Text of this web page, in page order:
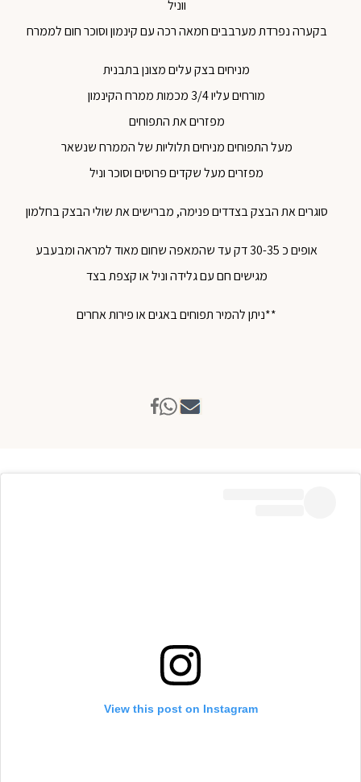
ווניל
בקערה נפרדת מערבבים חמאה רכה עם קינמון וסוכר חום לממרח
מניחים בצק עלים מצונן בתבנית
מורחים עליו 3/4 מכמות ממרח הקינמון
מפזרים את התפוחים
מעל התפוחים מניחים תלוליות של הממרח שנשאר
מפזרים מעל שקדים פרוסים וסוכר וניל
סוגרים את הבצק בצדדים פנימה, מברישים את שולי הבצק בחלמון
אופים כ 30-35 דק עד שהמאפה שחום מאוד למראה ומבעבע
מגישים חם עם גלידה וניל או קצפת בצד
**ניתן להמיר תפוחים באגים או פירות אחרים
View this post on Instagram